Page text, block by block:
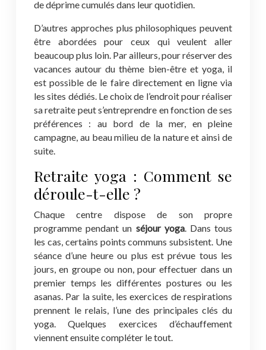
de déprime cumulés dans leur quotidien.
D’autres approches plus philosophiques peuvent
être abordées pour ceux qui veulent aller
beaucoup plus loin. Par ailleurs, pour réserver des
vacances autour du thème bien-être et yoga, il
est possible de le faire directement en ligne via
les sites dédiés. Le choix de l’endroit pour réaliser
sa retraite peut s’entreprendre en fonction de ses
préférences : au bord de la mer, en pleine
campagne, au beau milieu de la nature et ainsi de
suite.
Retraite yoga : Comment se
déroule-t-elle ?
Chaque centre dispose de son propre
programme pendant un séjour yoga. Dans tous
les cas, certains points communs subsistent. Une
séance d’une heure ou plus est prévue tous les
jours, en groupe ou non, pour effectuer dans un
premier temps les différentes postures ou les
asanas. Par la suite, les exercices de respirations
prennent le relais, l’une des principales clés du
yoga. Quelques exercices d’échauffement
viennent ensuite compléter le tout.